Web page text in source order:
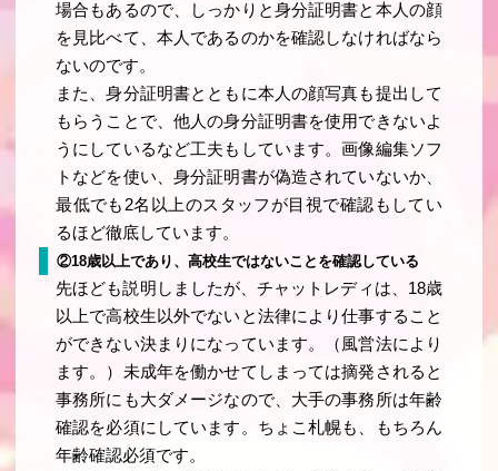
場合もあるので、しっかりと身分証明書と本人の顔
を見比べて、本人であるのかを確認しなければなら
ないのです。
また、身分証明書とともに本人の顔写真も提出して
もらうことで、他人の身分証明書を使用できないよ
うにしているなど工夫もしています。画像編集ソフ
トなどを使い、身分証明書が偽造されていないか、
最低でも2名以上のスタッフが目視で確認もしてい
るほど徹底しています。
②18歳以上であり、高校生ではないことを確認している
先ほども説明しましたが、チャットレディは、18歳
以上で高校生以外でないと法律により仕事すること
ができない決まりになっています。（風営法により
ます。）未成年を働かせてしまっては摘発されると
事務所にも大ダメージなので、大手の事務所は年齢
確認を必須にしています。ちょこ札幌も、もちろん
年齢確認必須です。